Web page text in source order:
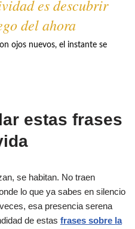
es descubrir
del ahora
ojos nuevos, el instante se
estas frases
se habitan. No traen
lo que ya sabes en silencio
esa presencia serena
de estas frases sobre la